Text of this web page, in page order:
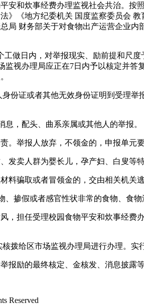
和炊事经费办理监视社会共治。按
》《地方纪委机关 国度监察委员会
局 财务部关于对食物出产运营企业
日内，对举报现实、励前提和尺
视办理局应正在7日内予以核定并
证或者其他无效身份证明到受理举
，配头、曲系亲属或其他人的举报。
举报人放弃，不领金的，申报单元
卖人群为婴长儿，孕产妇、白叟等
骗取或者冒领金的，交由相关机关逃
掺假或者感官性状非常的食物、食物
担任受理校园食物平安和炊事经费
给区市场监视办理局进行办理。实
励的最终核定、金核发、消息披露等
Reserved